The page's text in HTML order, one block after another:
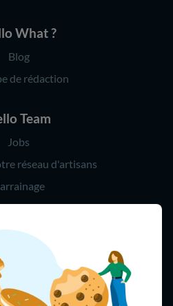
What ?
Blog
de rédaction
Team
Jobs
réseau d'artisans
Hello !
60 60
(8h-21h)
Paris